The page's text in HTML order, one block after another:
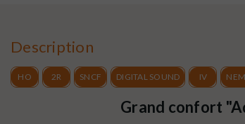
Description
HO 2R SNCF DIGITAL SOUND IV
Grand confort